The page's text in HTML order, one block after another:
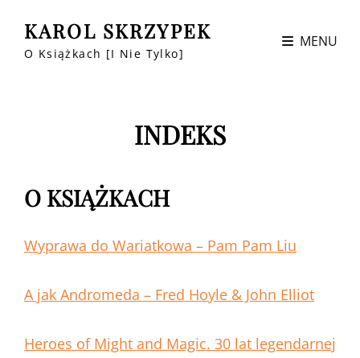
KAROL SKRZYPEK
O Książkach [i Nie Tylko]
MENU
INDEKS
O KSIĄŻKACH
Wyprawa do Wariatkowa – Pam Pam Liu
A jak Andromeda – Fred Hoyle & John Elliot
Heroes of Might and Magic. 30 lat legendarnej